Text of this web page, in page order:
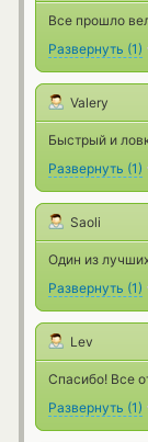
Все прошло
Развернуть (1)
Valery
Быстрый и
Развернуть (1)
Saoli
Один из
Развернуть (1)
Lev
Спасибо! Все
Развернуть (1)